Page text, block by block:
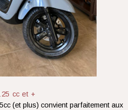
cc et +
(et plus) convient parfaitement aux